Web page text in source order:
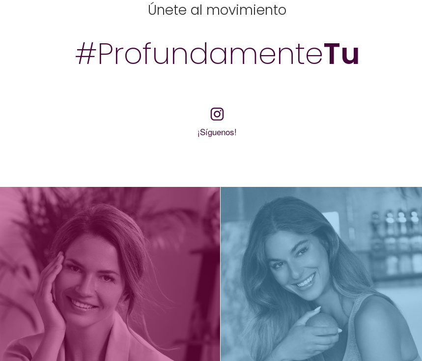
Únete al movimiento
#ProfundamenteTu
¡Síguenos!